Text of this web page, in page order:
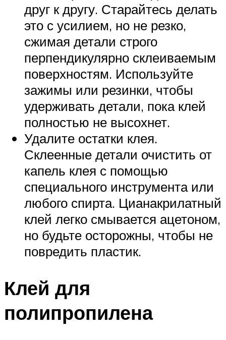
друг к другу. Старайтесь делать
это с усилием, но не резко,
сжимая детали строго
перпендикулярно склеиваемым
поверхностям. Используйте
зажимы или резинки, чтобы
удерживать детали, пока клей
полностью не высохнет.
Удалите остатки клея.
Склеенные детали очистить от
капель клея с помощью
специального инструмента или
любого спирта. Цианакрилатный
клей легко смывается ацетоном,
но будьте осторожны, чтобы не
повредить пластик.
Клей для
полипропилена